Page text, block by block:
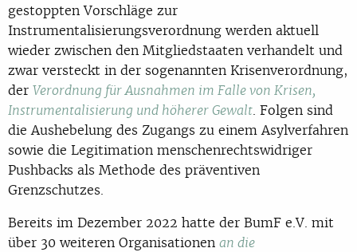
gestoppten Vorschläge zur
Instrumentalisierungsverordnung werden aktuell
wieder zwischen den Mitgliedstaaten verhandelt und
zwar versteckt in der sogenannten Krisenverordnung,
der Verordnung für Ausnahmen im Falle von Krisen,
Instrumentalisierung und höherer Gewalt. Folgen sind
die Aushebelung des Zugangs zu einem Asylverfahren
sowie die Legitimation menschenrechtswidriger
Pushbacks als Methode des präventiven
Grenzschutzes.
Bereits im Dezember 2022 hatte der BumF e.V. mit
über 30 weiteren Organisationen an die